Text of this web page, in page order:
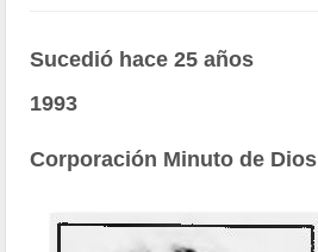
Sucedió hace 25 años
1993
Corporación Minuto de Dios